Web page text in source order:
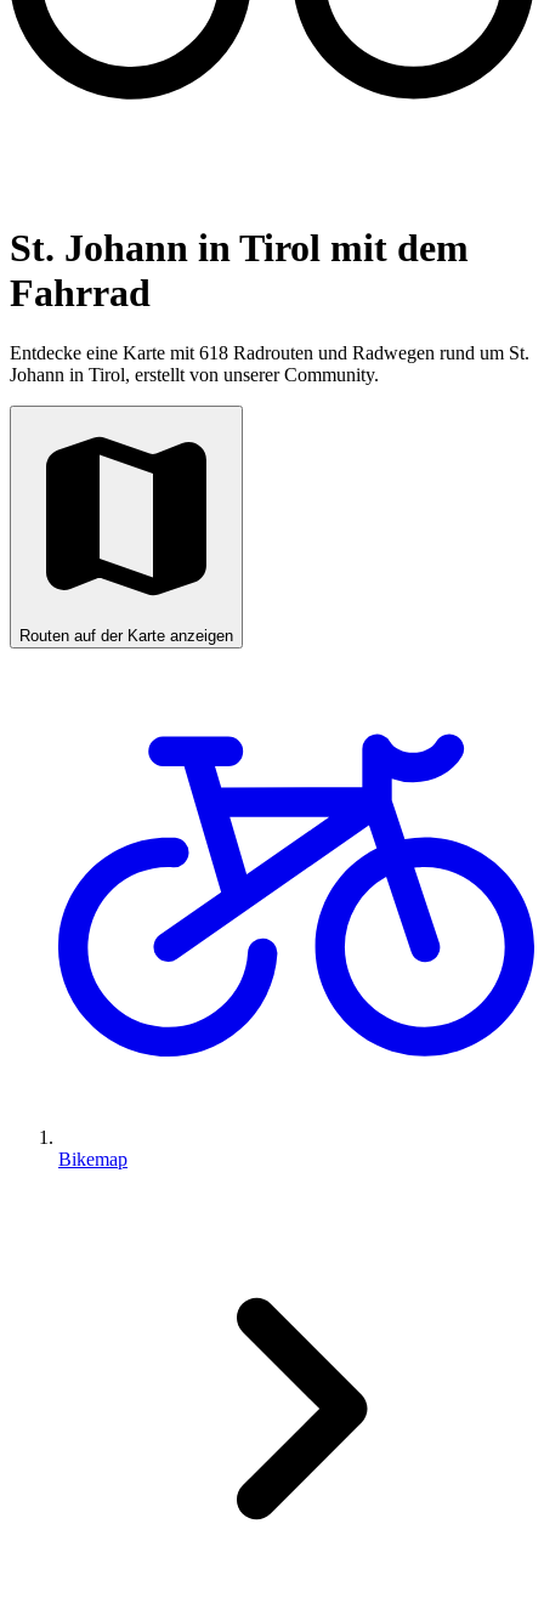
St. Johann in Tirol mit dem
Fahrrad
Entdecke eine Karte mit 618 Radrouten und Radwegen rund um St.
Johann in Tirol, erstellt von unserer Community.
Routen auf der Karte anzeigen
Bikemap